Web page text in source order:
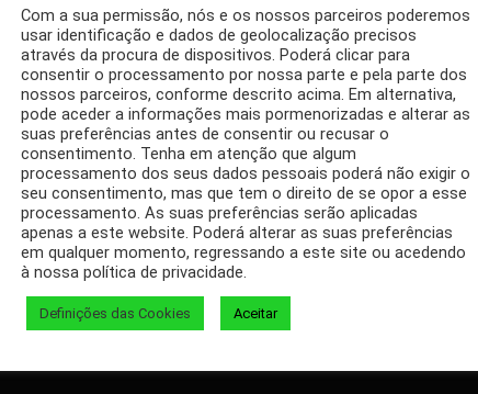
Infantil
Facebook Twitter
Com a sua permissão, nós e os nossos parceiros poderemos
usar identificação e dados de geolocalização precisos
através da procura de dispositivos. Poderá clicar para
consentir o processamento por nossa parte e pela parte dos
nossos parceiros, conforme descrito acima. Em alternativa,
pode aceder a informações mais pormenorizadas e alterar as
suas preferências antes de consentir ou recusar o
consentimento. Tenha em atenção que algum
processamento dos seus dados pessoais poderá não exigir o
seu consentimento, mas que tem o direito de se opor a esse
processamento. As suas preferências serão aplicadas
apenas a este website. Poderá alterar as suas preferências
em qualquer momento, regressando a este site ou acedendo
à nossa política de privacidade.
Definições das Cookies Aceitar